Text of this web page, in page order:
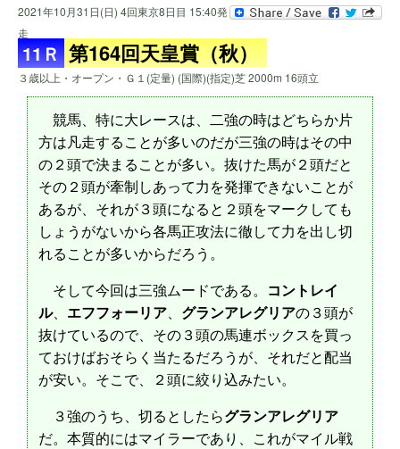
2021年10月31日(日) 4回東京8日目 15:40発
走
11Ｒ 第164回天皇賞（秋）
３歳以上・オープン・Ｇ１(定量) (国際)(指定)芝 2000m 16頭立
競馬、特に大レースは、二強の時はどちらか片
方は凡走することが多いのだが三強の時はその中
の２頭で決まることが多い。抜けた馬が２頭だと
その２頭が牽制しあって力を発揮できないことが
あるが、それが３頭になると２頭をマークしても
しょうがないから各馬正攻法に徹して力を出し切
れることが多いからだろう。
そして今回は三強ムードである。 コントレイ
ル、 エフフォーリア、 グランアレグリアの３頭が
抜けているので、その３頭の馬連ボックスを買っ
ておけばおそらく当たるだろうが、それだと配当
が安い。そこで、２頭に絞り込みたい。
３強のうち、切るとしたらグランアレグリア
だ。本質的にはマイラーであり、これがマイル戦